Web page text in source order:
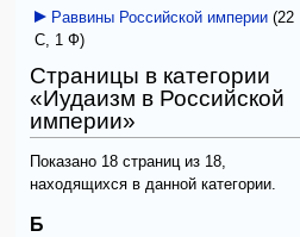
Раввины Российской империи‎ (22
С, 1 Ф)
Страницы в категории
«Иудаизм в Российской
империи»
Показано 18 страниц из 18,
находящихся в данной категории.
Б